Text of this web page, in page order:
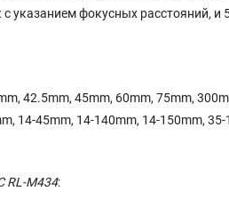
указанием фокусных расстояний, и
42.5mm, 45mm, 60mm, 75mm,
14-45mm, 14-140mm, 14-150mm,
RL-M434: